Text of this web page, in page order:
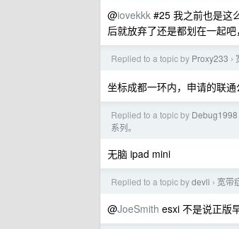
@iovekkk #25 我之前也是这
后就放弃了还是都划在一起
Replied to a topic by Proxy233 ›
坐标成都一环内，申请的联
Replied to a topic by Debug1998
系列。
无脑 ipad mini
Replied to a topic bydevli › 宽带
@JoeSmith esxi 不是说正版